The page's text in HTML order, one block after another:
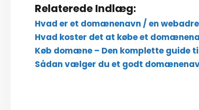
Relaterede Indlæg:
Hvad er et domænenavn / en
Hvad koster det at købe et
Køb domæne – Den komplette guide
Sådan vælger du et godt